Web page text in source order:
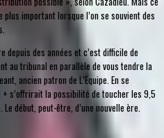
plus important lorsque l’on se souvient des
depuis des années et c’est difficile de
au tribunal en parallèle de vous tendre la
ancien patron de L’Equipe. En se
s’offrirait la possibilité de toucher les 9,5
début, peut-être, d’une nouvelle ère.